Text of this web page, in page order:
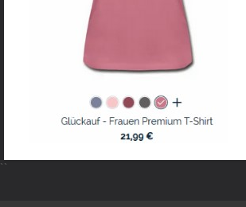
``